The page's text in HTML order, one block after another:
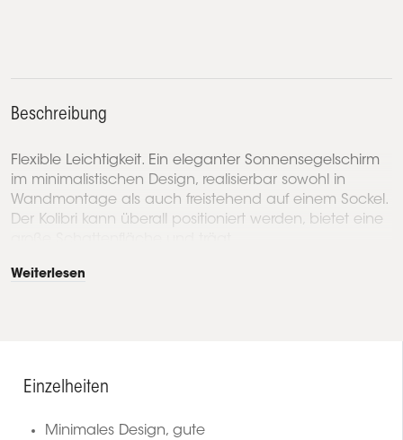
Beschreibung
Flexible Leichtigkeit. Ein eleganter Sonnensegelschirm
im minimalistischen Design, realisierbar sowohl in
Wandmontage als auch freistehend auf einem Sockel.
Der Kolibri kann überall positioniert werden, bietet eine
Weiterlesen
Einzelheiten
Minimales Design, gute